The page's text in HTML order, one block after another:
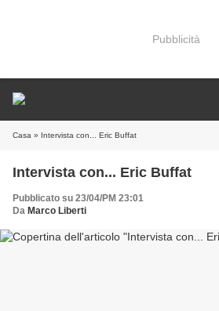
Pubblicità
Casa » Intervista con... Eric Buffat
Intervista con... Eric Buffat
Pubblicato su 23/04/PM 23:01
Da Marco Liberti